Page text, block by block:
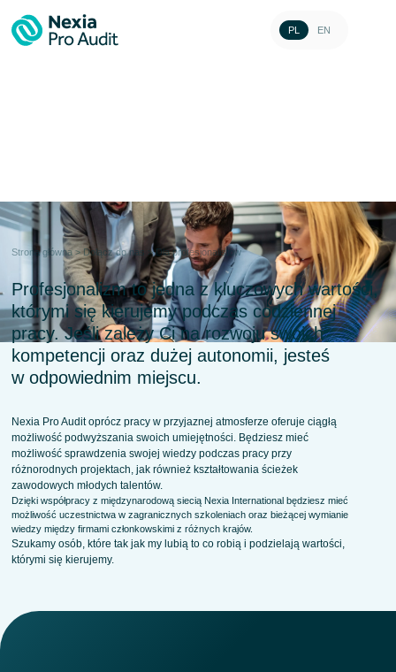
PL EN
Strona główna>Dołącz do nas > Dla profesjonalistów
Profesjonalizm to jedna z kluczowych wartości,
którymi się kierujemy podczas codziennej
pracy. Jeśli zależy Ci na rozwoju swoich
kompetencji oraz dużej autonomii, jesteś
w odpowiednim miejscu.
Nexia Pro Audit oprócz pracy w przyjaznej atmosferze oferuje ciągłą
możliwość podwyższania swoich umiejętności. Będziesz mieć
możliwość sprawdzenia swojej wiedzy podczas pracy przy
różnorodnych projektach, jak również kształtowania ścieżek
zawodowych młodych talentów.
Dzięki współpracy z międzynarodową siecią Nexia International będziesz mieć
możliwość uczestnictwa w zagranicznych szkoleniach oraz bieżącej wymianie
wiedzy między firmami członkowskimi z różnych krajów.
Szukamy osób, które tak jak my lubią to co robią i podzielają wartości,
którymi się kierujemy.